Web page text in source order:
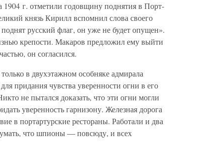
г. отметили годовщину поднятия в Порт-
князь Кирилл вспомнил слова своего
русский флаг, он уже не будет опущен».
крепости. Макаров предложил ему выйти
он согласился.
в двухэтажном особняке адмирала
придания чувства уверенности огни в его
не пытался доказать, что эти огни могли
уверенность гарнизону. Железная дорога
в портартурские рестораны. Работали и два
что шпионы — повсюду, и всех